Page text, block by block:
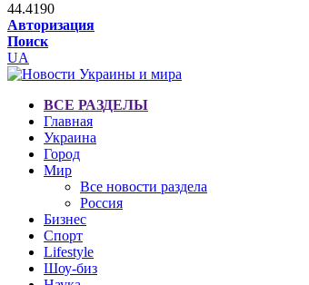
44.4190
Авторизация
Поиск
UA
ВСЕ РАЗДЕЛЫ
Главная
Украина
Город
Мир
Все новости раздела
Россия
Бизнес
Спорт
Lifestyle
Шоу-биз